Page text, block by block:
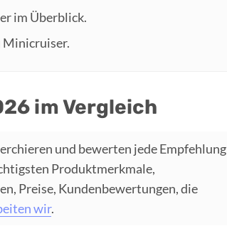
im Überblick.
Minicruiser.
im Vergleich
und bewerten jede Empfehlung
Produktmerkmale,
Preise, Kundenbewertungen, die
wir.